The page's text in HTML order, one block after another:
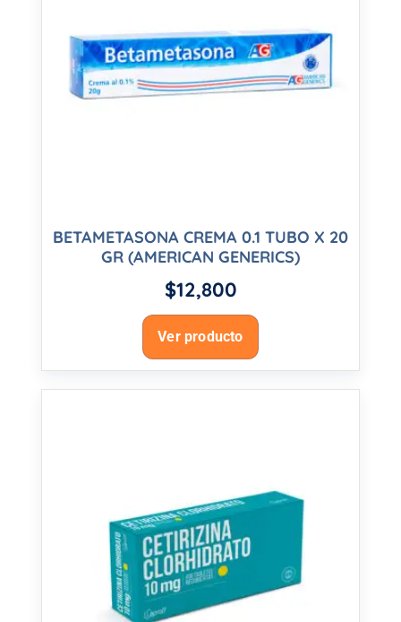
BETAMETASONA CREMA 0.1 TUBO X 20
GR (AMERICAN GENERICS)
$12,800
Ver producto